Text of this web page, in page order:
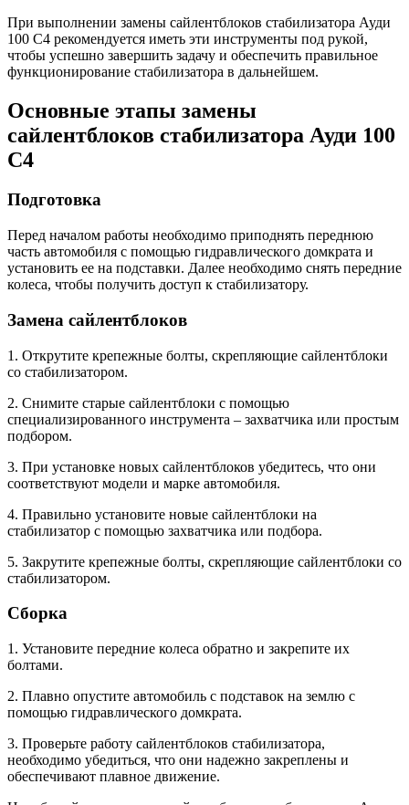
При выполнении замены сайлентблоков стабилизатора Ауди
100 С4 рекомендуется иметь эти инструменты под рукой,
чтобы успешно завершить задачу и обеспечить правильное
функционирование стабилизатора в дальнейшем.
Основные этапы замены
сайлентблоков стабилизатора Ауди 100
С4
Подготовка
Перед началом работы необходимо приподнять переднюю
часть автомобиля с помощью гидравлического домкрата и
установить ее на подставки. Далее необходимо снять передние
колеса, чтобы получить доступ к стабилизатору.
Замена сайлентблоков
1. Открутите крепежные болты, скрепляющие сайлентблоки
со стабилизатором.
2. Снимите старые сайлентблоки с помощью
специализированного инструмента – захватчика или простым
подбором.
3. При установке новых сайлентблоков убедитесь, что они
соответствуют модели и марке автомобиля.
4. Правильно установите новые сайлентблоки на
стабилизатор с помощью захватчика или подбора.
5. Закрутите крепежные болты, скрепляющие сайлентблоки со
стабилизатором.
Сборка
1. Установите передние колеса обратно и закрепите их
болтами.
2. Плавно опустите автомобиль с подставок на землю с
помощью гидравлического домкрата.
3. Проверьте работу сайлентблоков стабилизатора,
необходимо убедиться, что они надежно закреплены и
обеспечивают плавное движение.